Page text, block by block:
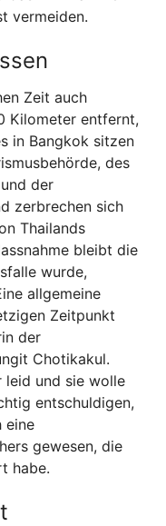
vermeiden.
Zeit auch
Kilometer entfernt,
in Bangkok sitzen
des
der
zerbrechen sich
Thailands
bleibt die
wurde,
allgemeine
Zeitpunkt
der
Chotikakul.
leid und sie wolle
entschuldigen,
eine
gewesen, die
habe.